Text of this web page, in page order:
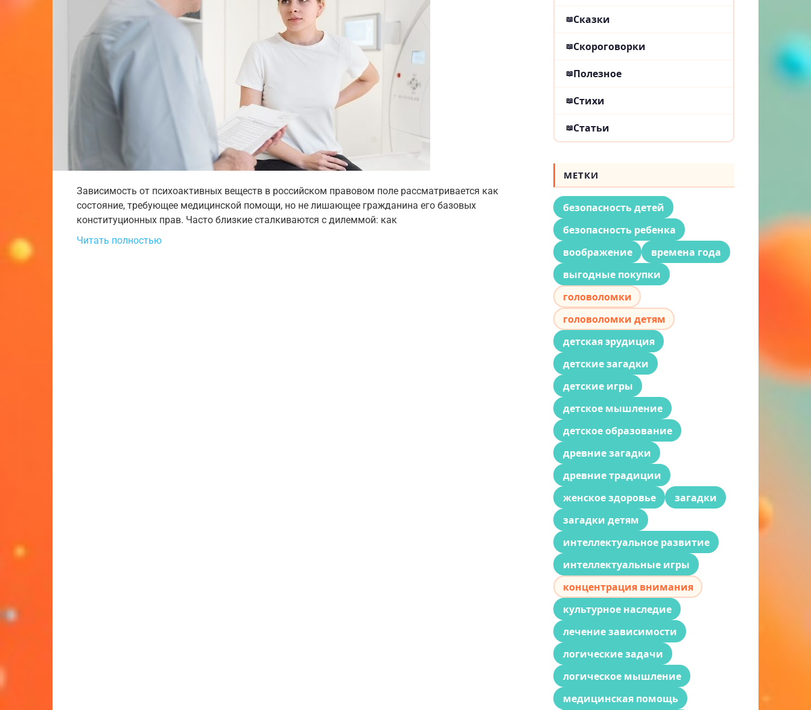
Зависимость от психоактивных веществ в российском правовом поле рассматривается как
состояние, требующее медицинской помощи, но не лишающее гражданина его базовых
конституционных прав. Часто близкие сталкиваются с дилеммой: как
Читать полностью
Сказки
Скороговорки
Полезное
Стихи
Статьи
МЕТКИ
безопасность детей
безопасность ребенка
воображение
времена года
выгодные покупки
головоломки
головоломки детям
детская эрудиция
детские загадки
детские игры
детское мышление
детское образование
древние загадки
древние традиции
женское здоровье
загадки
загадки детям
интеллектуальное развитие
интеллектуальные игры
концентрация внимания
культурное наследие
лечение зависимости
логические задачи
логическое мышление
медицинская помощь